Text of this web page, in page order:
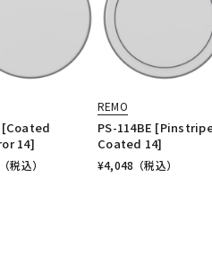
[Coated
14]
（税込）
REMO
PS-114BE
Coated 14]
¥4,048 （税込）